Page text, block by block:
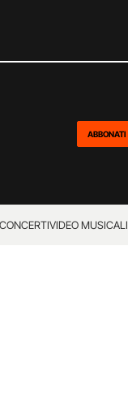
ABBONATI
CONCERTIVIDEO MUSICALI